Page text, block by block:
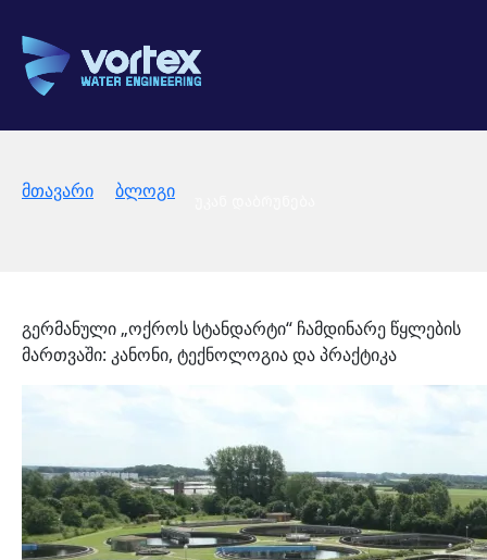
მთავარი ბლოგი
გერმანული „ოქროს სტანდარტი“ ჩამდინარე წყლების
მართვაში: კანონი, ტექნოლოგია და პრაქტიკა